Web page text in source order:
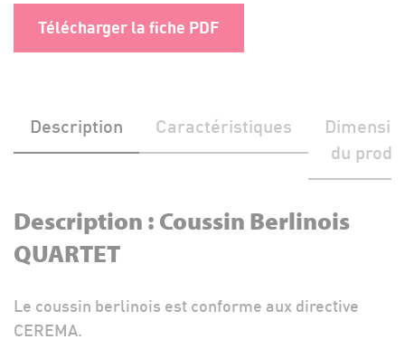
Télécharger la fiche PDF
Description Caractéristiques
du
Description : Coussin Berlinois
QUARTET
Le coussin berlinois est conforme aux directive
CEREMA.